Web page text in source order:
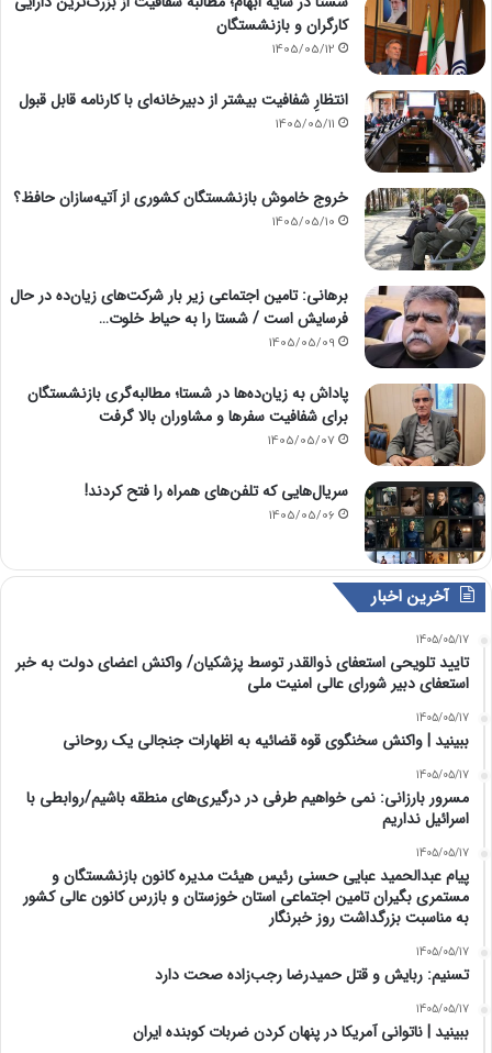
کارگران و بازنشستگان
1405/05/12
انتظارِ شفافیت بیشتر از دبیرخانه‌ای با کارنامه قابل قبول
1405/05/11
خروج خاموش بازنشستگان کشوری از آتیه‌سازان حافظ؟
1405/05/10
برهانی: تامین اجتماعی زیر بار شرکت‌های زیان‌ده در حال
فرسایش است / شستا را به حیاط خلوت…
1405/05/09
پاداش به زیان‌ده‌ها در شستا؛ مطالبه‌گری بازنشستگان
برای شفافیت سفرها و مشاوران بالا گرفت
1405/05/07
سریال‌هایی که تلفن‌های همراه را فتح کردند!
1405/05/06
آخرین اخبار
1405/05/17
تایید تلویحی استعفای ذوالقدر توسط پزشکیان/ واکنش اعضای دولت به خبر
استعفای دبیر شورای عالی امنیت ملی
1405/05/17
ببینید | واکنش سخنگوی قوه قضائیه به اظهارات جنجالی یک روحانی
1405/05/17
مسرور بارزانی: نمی خواهیم طرفی در درگیری‌های منطقه باشیم/روابطی با
اسرائیل نداریم
1405/05/17
پیام عبدالحمید عبایی حسنی رئیس هیئت مدیره کانون بازنشستگان و
مستمری بگیران تامین اجتماعی استان خوزستان و بازرس کانون عالی کشور
به مناسبت بزرگداشت روز خبرنگار
1405/05/17
تسنیم: ربایش و قتل حمیدرضا رجب‌زاده صحت دارد
1405/05/17
‏ببینید | ناتوانی آمریکا در پنهان کردن ضربات کوبنده ایران